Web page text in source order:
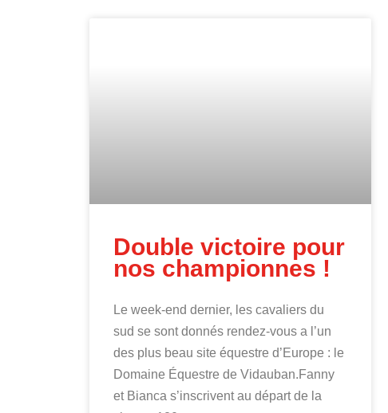
Double victoire pour
nos championnes !
Le week-end dernier, les cavaliers du
sud se sont donnés rendez-vous a l’un
des plus beau site équestre d’Europe : le
Domaine Équestre de Vidauban.Fanny
et Bianca s’inscrivent au départ de la